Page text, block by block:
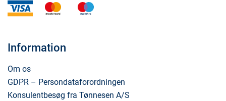
Information
Om os
GDPR – Persondataforordningen
Konsulentbesøg fra Tønnesen A/S